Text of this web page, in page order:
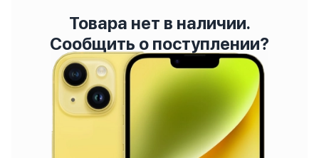
Товара нет в наличии.
Сообщить о поступлении?